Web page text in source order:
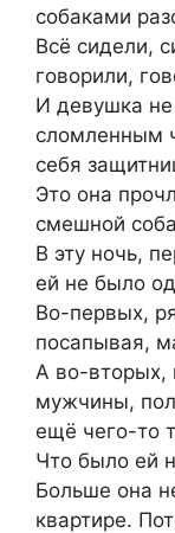
собаками
Всё сидели,
говорили,
И девушка не
сломленным
себя
Это она
смешной
В эту ночь,
ей не было
Во-первых,
посапывая,
А во-вторых,
мужчины,
ещё чего-то
Что было ей
Больше она
квартире.